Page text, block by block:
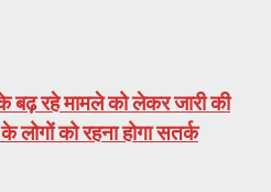
बढ़ रहे मामले को लेकर जारी की
को रहना होगा सतर्क